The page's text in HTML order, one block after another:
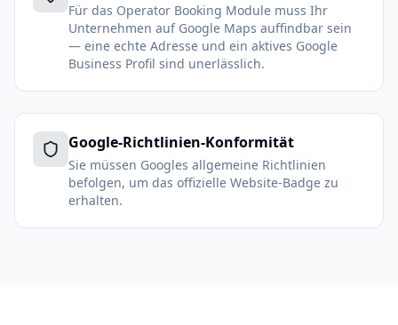
Für das Operator Booking Module muss Ihr
Unternehmen auf Google Maps auffindbar sein
— eine echte Adresse und ein aktives Google
Business Profil sind unerlässlich.
Google-Richtlinien-Konformität
Sie müssen Googles allgemeine Richtlinien
befolgen, um das offizielle Website-Badge zu
erhalten.